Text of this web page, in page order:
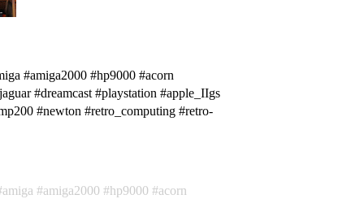
#amiga2000 #hp9000 #acorn
#dreamcast #playstation #apple_IIgs
#newton #retro_computing #retro-
amiga amiga2000 hp9000
acorn